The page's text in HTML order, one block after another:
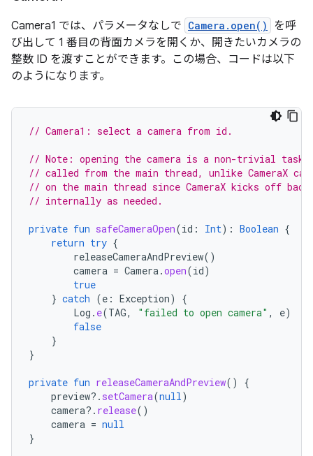
Camera1 では、パラメータなしで Camera.open()
を呼
び出して 1 番目の背面カメラを開くか、開きたいカメラの
整数 ID を渡すことができます。この場合、コードは以下
のようになります。
// Camera1: select a camera from id.
// Note: opening the camera is a non-trivial
// called from the main thread, unlike CameraX
// on the main thread since CameraX kicks off
// internally as needed.
private fun safeCameraOpen(id : Int): Boolean {
return try {
releaseCameraAndPreview()
camera = Camera.open(id)
true
} catch (e : Exception)
{
Log . e(TAG, "failed to open camera" , e)
false
}
}
private fun releaseCameraAndPreview()
{
preview?. setCamera(null)
camera?. release()
camera = null
}